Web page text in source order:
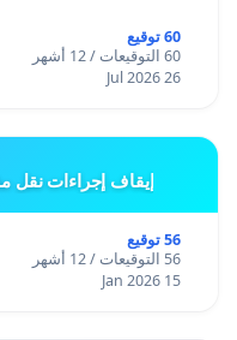
60 توقيع
60 التوقيعات / 12 أشهر
26 Jul 2026
إيقاف إجراءات نقل
56 توقيع
56 التوقيعات / 12 أشهر
15 Jan 2026